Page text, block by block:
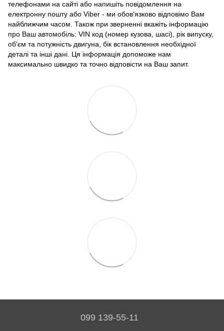
телефонами на сайті або напишіть повідомлення на
електронну пошту або Viber - ми обов'язково відповімо Вам
найближчим часом. Також при зверненні вкажіть інформацію
про Ваш автомобіль: VIN код (номер кузова, шасі), рік випуску,
об'єм та потужність двигуна, бік встановлення необхідної
деталі та інші дані. Ця інформація допоможе нам
максимально швидко та точно відповісти на Ваш запит.
099 139-55-11